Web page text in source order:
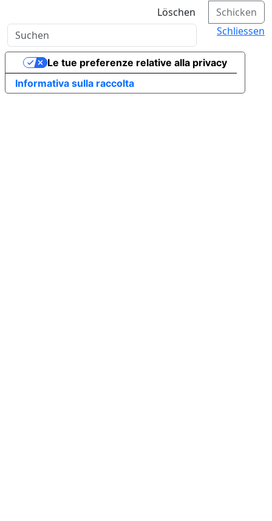
Löschen
Schicken
Schliessen
Informativa sulla raccolta
Le tue preferenze relative alla privacy